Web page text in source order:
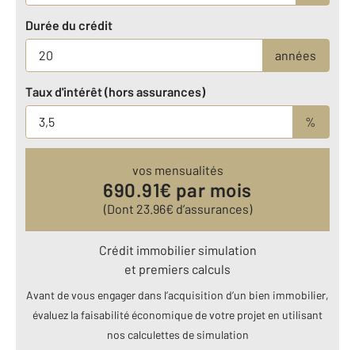
Durée du crédit
années
Taux d'intérêt (hors assurances)
%
vos mensualités
690.91€ par mois
(Dont 23.96€ d’assurances)
Crédit immobilier simulation
et premiers calculs
Avant de vous engager dans l’acquisition d’un bien immobilier,
évaluez la faisabilité économique de votre projet en utilisant
nos calculettes de simulation